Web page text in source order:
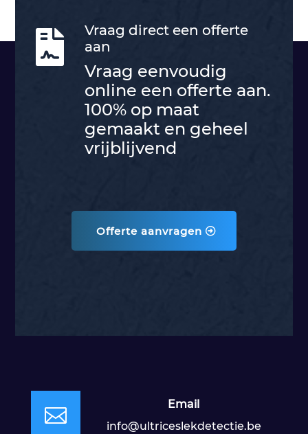

Vraag direct een offerte
aan
Vraag eenvoudig
online een offerte aan.
100% op maat
gemaakt en geheel
vrijblijvend
Offerte aanvragen

Email
info@ultriceslekdetectie.be